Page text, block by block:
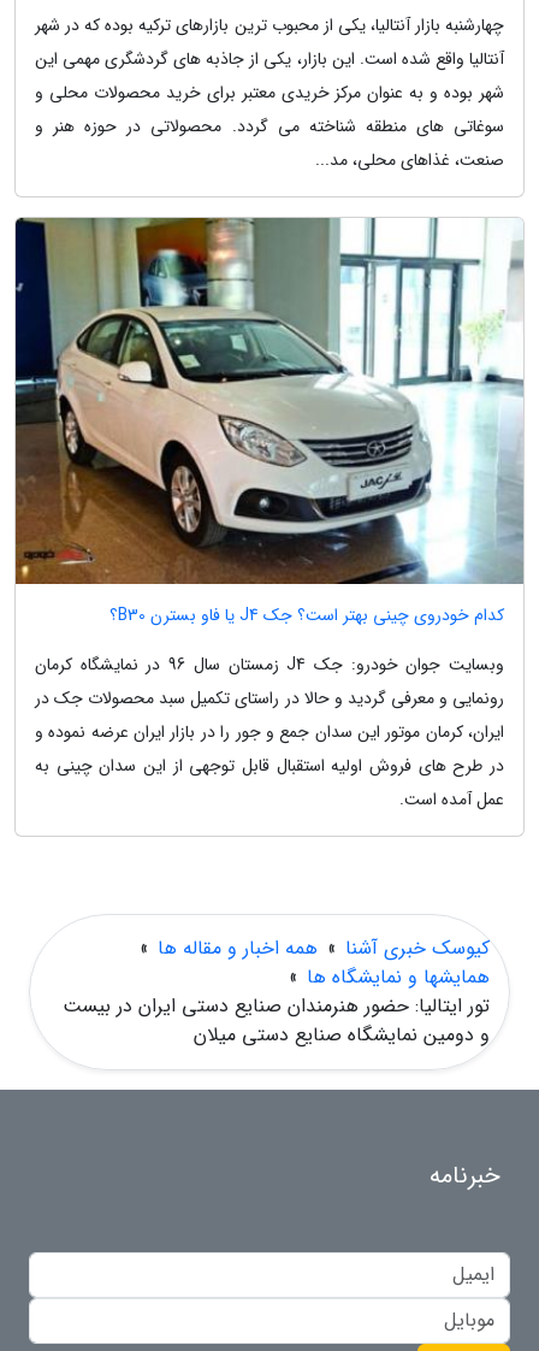
چهارشنبه بازار آنتالیا، یکی از محبوب ترین بازارهای ترکیه بوده که در شهر
آنتالیا واقع شده است. این بازار، یکی از جاذبه های گردشگری مهمی این
شهر بوده و به عنوان مرکز خریدی معتبر برای خرید محصولات محلی و
سوغاتی های منطقه شناخته می گردد. محصولاتی در حوزه هنر و
صنعت، غذاهای محلی، مد...
کدام خودروی چینی بهتر است؟ جک J4 یا فاو بسترن B30؟
وبسایت جوان خودرو: جک J4 زمستان سال 96 در نمایشگاه کرمان
رونمایی و معرفی گردید و حالا در راستای تکمیل سبد محصولات جک در
ایران، کرمان موتور این سدان جمع و جور را در بازار ایران عرضه نموده و
در طرح های فروش اولیه استقبال قابل توجهی از این سدان چینی به
عمل آمده است.
کیوسک خبری آشنا » همه اخبار و مقاله ها »
همایشها و نمایشگاه ها »
تور ایتالیا: حضور هنرمندان صنایع دستی ایران در بیست
و دومین نمایشگاه صنایع دستی میلان
خبرنامه